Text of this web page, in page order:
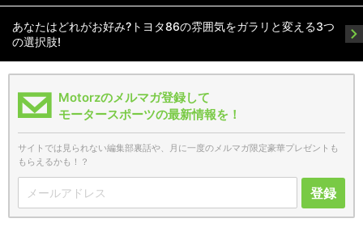
あなたはどれがお好み?トヨタ86の雰囲気をガラリと変える3つ
の選択肢!
Motorzのメルマガ登録して
モータースポーツの最新情報を！
サイトでは見られない編集部裏話や、月に一度のメルマガ限定豪華プレゼントも
もらえるかも！？
登録